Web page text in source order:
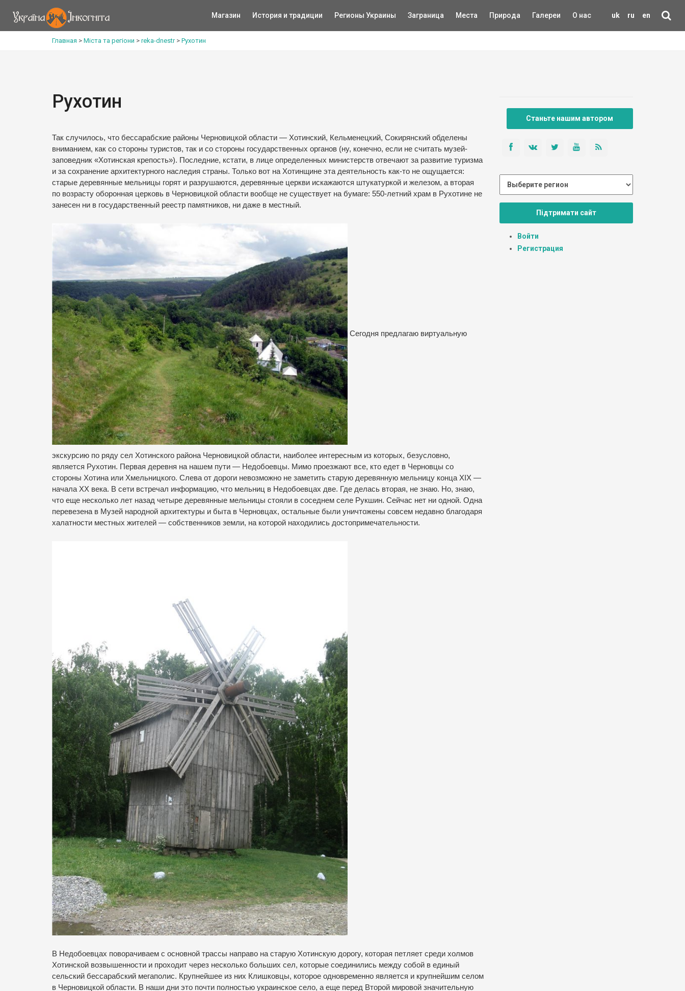
uk ru en
Магазин История и традиции Регионы Украины Заграница Места Природа Галереи О нас
Главная > Міста та регіони > reka-dnestr> Рухотин
Рухотин
Так случилось, что бессарабские районы Черновицкой области — Хотинский, Кельменецкий, Сокирянский обделены
вниманием, как со стороны туристов, так и со стороны государственных органов (ну, конечно, если не считать музей-
заповедник «Хотинская крепость»). Последние, кстати, в лице определенных министерств отвечают за развитие туризма
и за сохранение архитектурного наследия страны. Только вот на Хотинщине эта деятельность как-то не ощущается:
старые деревянные мельницы горят и разрушаются, деревянные церкви искажаются штукатуркой и железом, а вторая
по возрасту оборонная церковь в Черновицкой области вообще не существует на бумаге: 550-летний храм в Рухотине не
занесен ни в государственный реестр памятников, ни даже в местный.
Сегодня предлагаю виртуальную
экскурсию по ряду сел Хотинского района Черновицкой области, наиболее интересным из которых, безусловно,
является Рухотин. Первая деревня на нашем пути — Недобоевцы. Мимо проезжают все, кто едет в Черновцы со
стороны Хотина или Хмельницкого. Слева от дороги невозможно не заметить старую деревянную мельницу конца XIX —
начала ХХ века. В сети встречал информацию, что мельниц в Недобоевцах две. Где делась вторая, не знаю. Но, знаю,
что еще несколько лет назад четыре деревянные мельницы стояли в соседнем селе Рукшин. Сейчас нет ни одной. Одна
перевезена в Музей народной архитектуры и быта в Черновцах, остальные были уничтожены совсем недавно благодаря
халатности местных жителей — собственников земли, на которой находились достопримечательности.
В Недобоевцах поворачиваем с основной трассы направо на старую Хотинскую дорогу, которая петляет среди холмов
Хотинской возвышенности и проходит через несколько больших сел, которые соединились между собой в единый
сельский бессарабский мегаполис. Крупнейшее из них Клишковцы, которое одновременно является и крупнейшим селом
в Черновицкой области. В наши дни это почти полностью украинское село, а еще перед Второй мировой значительную
Станьте нашим автором
Підтримати сайт
Войти
Регистрация